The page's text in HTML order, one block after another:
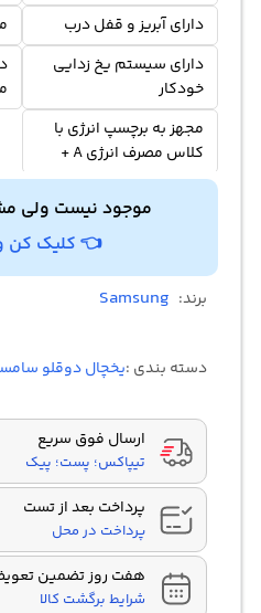
دارای آبریز و قفل درب
دارای سیستم یخ زدایی
خودکار
مجهز به برچسپ انرژی با
کلاس مصرف انرژی A +
موجود نیست ولی
👈 کلیک کن
برند: Samsung
دسته بندی :یخچال دوقلو
ارسال فوق سریع
تیپاکس؛ پست؛ پیک
پرداخت بعد از تست
پرداخت در محل
هفت روز تضمین
شرایط برگشت کالا